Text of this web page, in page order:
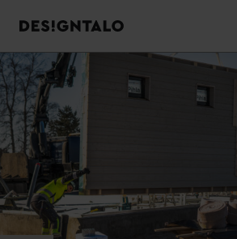
Siirry
sisältöön
Designtalo